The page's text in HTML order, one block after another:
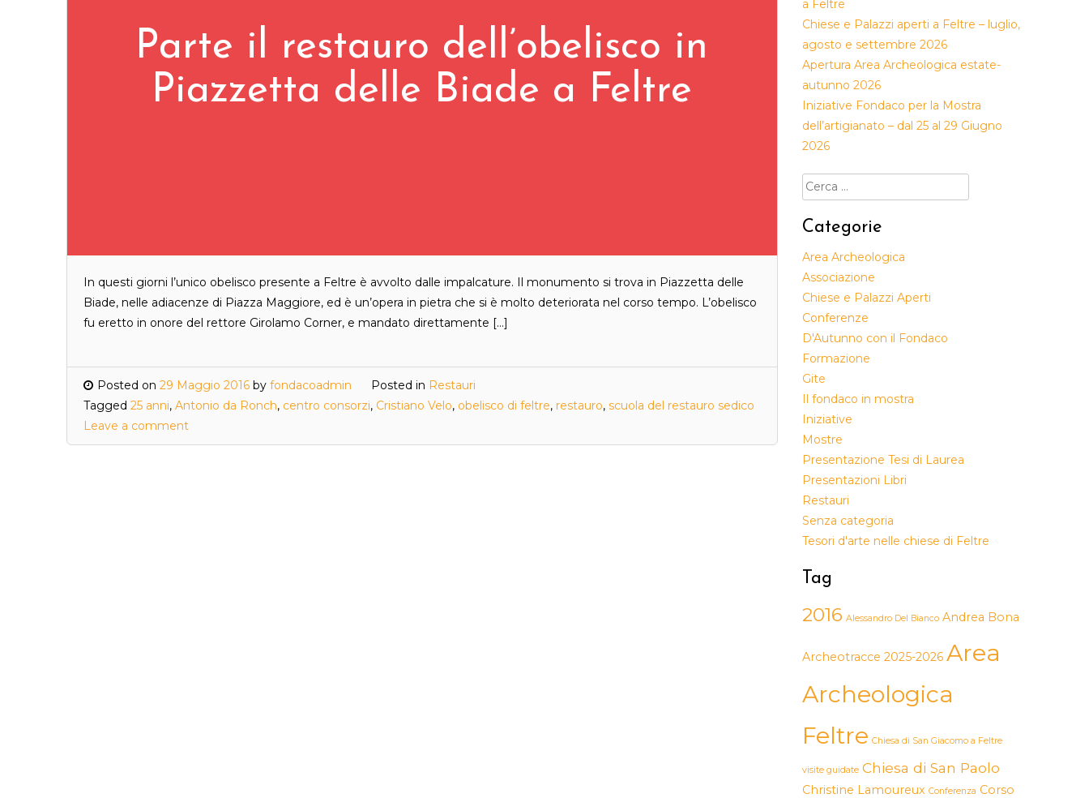
Parte il restauro dell’obelisco in
Piazzetta delle Biade a Feltre
In questi giorni l’unico obelisco presente a Feltre è avvolto dalle impalcature. Il monumento si trova in Piazzetta delle
Biade, nelle adiacenze di Piazza Maggiore, ed è un’opera in pietra che si è molto deteriorata nel corso tempo. L’obelisco
fu eretto in onore del rettore Girolamo Corner, e mandato direttamente […]
Posted on 29 Maggio 2016 by fondacoadmin Posted in Restauri
Tagged 25 anni, Antonio da Ronch, centro consorzi, Cristiano Velo, obelisco di feltre, restauro, scuola del restauro sedico
Leave a comment
a Feltre
Chiese e Palazzi aperti a Feltre – luglio,
agosto e settembre 2026
Apertura Area Archeologica estate-
autunno 2026
Iniziative Fondaco per la Mostra
dell’artigianato – dal 25 al 29 Giugno
2026
Ricerca
per:
Categorie
Area Archeologica
Associazione
Chiese e Palazzi Aperti
Conferenze
D'Autunno con il Fondaco
Formazione
Gite
Il fondaco in mostra
Iniziative
Mostre
Presentazione Tesi di Laurea
Presentazioni Libri
Restauri
Senza categoria
Tesori d'arte nelle chiese di Feltre
Tag
2016 Alessandro Del Bianco Andrea Bona
Archeotracce 2025-2026 Area
Archeologica
Feltre Chiesa di San Giacomo a Feltre
visite guidate Chiesa di San Paolo
Christine Lamoureux Conferenza Corso